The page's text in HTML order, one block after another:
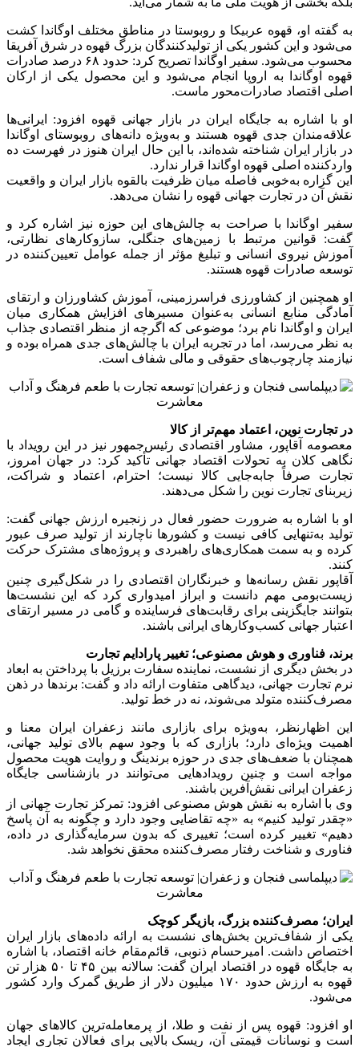
به گفته او، قهوه عربیکا و روبوستا در مناطق مختلف اوگاندا کشت
می‌شود و این کشور یکی از تولیدکنندگان بزرگ قهوه در شرق آفریقا
محسوب می‌شود. سفیر اوگاندا تصریح کرد: حدود ۶۸ درصد صادرات
قهوه اوگاندا به اروپا انجام می‌شود و این محصول یکی از ارکان
اصلی اقتصاد صادرات‌محور ماست.
او با اشاره به جایگاه ایران در بازار جهانی قهوه افزود: ایرانی‌ها
علاقه‌مندان جدی قهوه هستند و به‌ویژه دانه‌های روبوستای اوگاندا
در بازار ایران شناخته شده‌اند، با این حال ایران هنوز در فهرست ده
واردکننده اصلی قهوه اوگاندا قرار ندارد.
این گزاره به‌خوبی فاصله میان ظرفیت بالقوه بازار ایران و واقعیت
نقش آن در تجارت جهانی قهوه را نشان می‌دهد.
سفیر اوگاندا با صراحت به چالش‌های این حوزه نیز اشاره کرد و
گفت: قوانین مرتبط با زمین‌های جنگلی، سازوکارهای نظارتی،
آموزش نیروی انسانی و تبلیغ مؤثر از جمله عوامل تعیین‌کننده در
توسعه صادرات قهوه هستند.
او همچنین از کشاورزی فراسرزمینی، آموزش کشاورزان و ارتقای
آمادگی منابع انسانی به‌عنوان مسیرهای افزایش همکاری میان
ایران و اوگاندا نام برد؛ موضوعی که اگرچه از منظر اقتصادی جذاب
به نظر می‌رسد، اما در تجربه ایران با چالش‌های جدی همراه بوده و
نیازمند چارچوب‌های حقوقی و مالی شفاف است.
در تجارت نوین، اعتماد مهم‌تر از کالا
معصومه آقاپور، مشاور اقتصادی رئیس‌جمهور نیز در این رویداد با
نگاهی کلان به تحولات اقتصاد جهانی تأکید کرد: در جهان امروز،
تجارت صرفاً جابه‌جایی کالا نیست؛ احترام، اعتماد و شراکت،
زیربنای تجارت نوین را شکل می‌دهند.
او با اشاره به ضرورت حضور فعال در زنجیره ارزش جهانی گفت:
تولید به‌تنهایی کافی نیست و کشورها ناچارند از تولید صرف عبور
کرده و به سمت همکاری‌های راهبردی و پروژه‌های مشترک حرکت
کنند.
آقاپور نقش رسانه‌ها و خبرنگاران اقتصادی را در شکل‌گیری چنین
زیست‌بومی مهم دانست و ابراز امیدواری کرد که این نشست‌ها
بتوانند جایگزینی برای رقابت‌های فرساینده و گامی در مسیر ارتقای
اعتبار جهانی کسب‌وکارهای ایرانی باشند.
برند، فناوری و هوش مصنوعی؛ تغییر پارادایم تجارت
در بخش دیگری از نشست، نماینده سفارت برزیل با پرداختن به ابعاد
نرم تجارت جهانی، دیدگاهی متفاوت ارائه داد و گفت: برندها در ذهن
مصرف‌کننده متولد می‌شوند، نه در خط تولید.
این اظهارنظر، به‌ویژه برای بازاری مانند زعفران ایران معنا و
اهمیت ویژه‌ای دارد؛ بازاری که با وجود سهم بالای تولید جهانی،
همچنان با ضعف‌های جدی در حوزه برندینگ و روایت هویت محصول
مواجه است و چنین رویدادهایی می‌توانند در بازشناسی جایگاه
زعفران ایرانی نقش‌آفرین باشند.
وی با اشاره به نقش هوش مصنوعی افزود: تمرکز تجارت جهانی از
«چقدر تولید کنیم» به «چه تقاضایی وجود دارد و چگونه به آن پاسخ
دهیم» تغییر کرده است؛ تغییری که بدون سرمایه‌گذاری در داده،
فناوری و شناخت رفتار مصرف‌کننده محقق نخواهد شد.
ایران؛ مصرف‌کننده بزرگ، بازیگر کوچک
یکی از شفاف‌ترین بخش‌های نشست به ارائه داده‌های بازار ایران
اختصاص داشت. امیرحسام ذنوبی، قائم‌مقام خانه اقتصاد، با اشاره
به جایگاه قهوه در اقتصاد ایران گفت: سالانه بین ۴۵ تا ۵۰ هزار تن
قهوه به ارزش حدود ۱۷۰ میلیون دلار از طریق گمرک وارد کشور
می‌شود.
او افزود: قهوه پس از نفت و طلا، از پرمعامله‌ترین کالاهای جهان
است و نوسانات قیمتی آن، ریسک بالایی برای فعالان تجاری ایجاد